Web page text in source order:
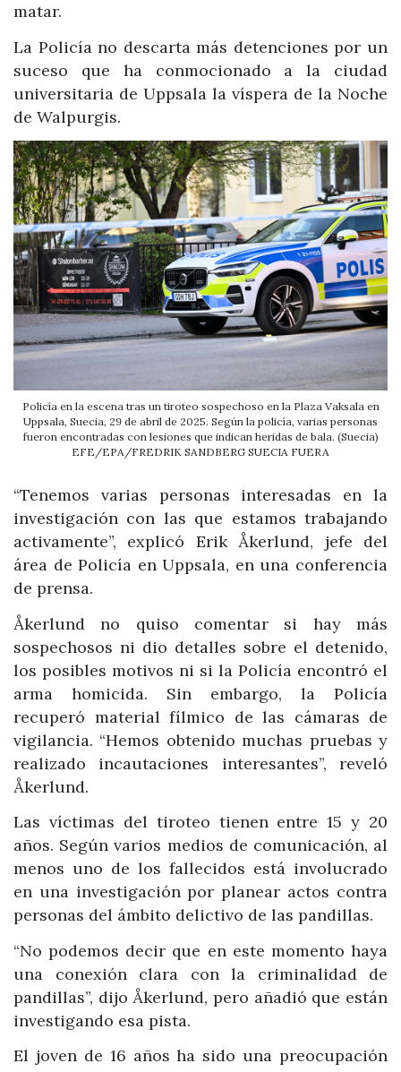
matar.
La Policía no descarta más detenciones por un
suceso que ha conmocionado a la ciudad
universitaria de Uppsala la víspera de la Noche
de Walpurgis.
Policía en la escena tras un tiroteo sospechoso en la Plaza Vaksala en
Uppsala, Suecia, 29 de abril de 2025. Según la policía, varias personas
fueron encontradas con lesiones que indican heridas de bala. (Suecia)
EFE/EPA/FREDRIK SANDBERG SUECIA FUERA
“Tenemos varias personas interesadas en la
investigación con las que estamos trabajando
activamente”, explicó Erik Åkerlund, jefe del
área de Policía en Uppsala, en una conferencia
de prensa.
Åkerlund no quiso comentar si hay más
sospechosos ni dio detalles sobre el detenido,
los posibles motivos ni si la Policía encontró el
arma homicida. Sin embargo, la Policía
recuperó material fílmico de las cámaras de
vigilancia. “Hemos obtenido muchas pruebas y
realizado incautaciones interesantes”, reveló
Åkerlund.
Las víctimas del tiroteo tienen entre 15 y 20
años. Según varios medios de comunicación, al
menos uno de los fallecidos está involucrado
en una investigación por planear actos contra
personas del ámbito delictivo de las pandillas.
“No podemos decir que en este momento haya
una conexión clara con la criminalidad de
pandillas”, dijo Åkerlund, pero añadió que están
investigando esa pista.
El joven de 16 años ha sido una preocupación